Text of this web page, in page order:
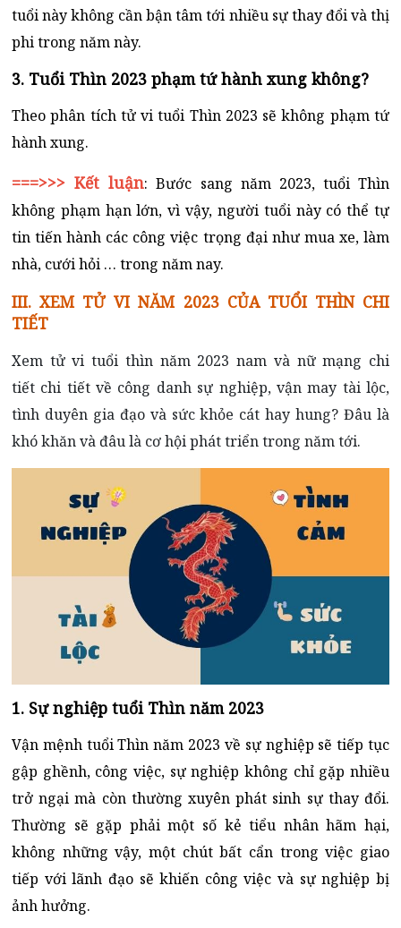
tuổi này không cần bận tâm tới nhiều sự thay đổi và thị
phi trong năm này.
3. Tuổi Thìn 2023 phạm tứ hành xung không?
Theo phân tích tử vi tuổi Thìn 2023 sẽ không phạm tứ
hành xung.
===>>> Kết luận: Bước sang năm 2023, tuổi Thìn
không phạm hạn lớn, vì vậy, người tuổi này có thể tự
tin tiến hành các công việc trọng đại như mua xe, làm
nhà, cưới hỏi … trong năm nay.
III. XEM TỬ VI NĂM 2023 CỦA TUỔI THÌN CHI
TIẾT
Xem tử vi tuổi thìn năm 2023 nam và nữ mạng chi
tiết chi tiết về công danh sự nghiệp, vận may tài lộc,
tình duyên gia đạo và sức khỏe cát hay hung? Đâu là
khó khăn và đâu là cơ hội phát triển trong năm tới.
1. Sự nghiệp tuổi Thìn năm 2023
Vận mệnh tuổi Thìn năm 2023 về sự nghiệp sẽ tiếp tục
gập ghềnh, công việc, sự nghiệp không chỉ gặp nhiều
trở ngại mà còn thường xuyên phát sinh sự thay đổi.
Thường sẽ gặp phải một số kẻ tiểu nhân hãm hại,
không những vậy, một chút bất cẩn trong việc giao
tiếp với lãnh đạo sẽ khiến công việc và sự nghiệp bị
ảnh hưởng.